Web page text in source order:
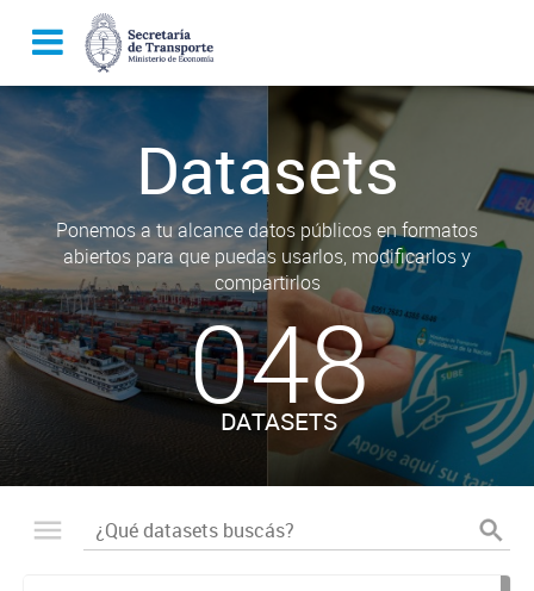
Datasets
Ponemos a tu alcance datos públicos en formatos
abiertos para que puedas usarlos, modificarlos y
compartirlos
048
DATASETS